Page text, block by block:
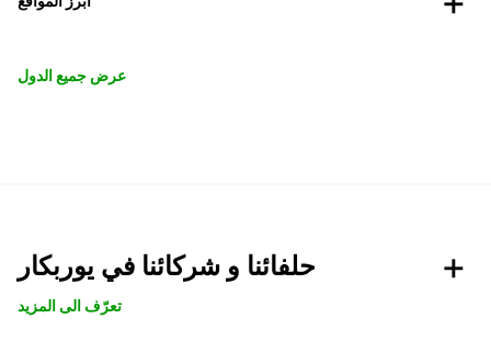
عرض جميع الدول
حلفائنا و شركائنا في يوربكار
تعرّف الى المزيد